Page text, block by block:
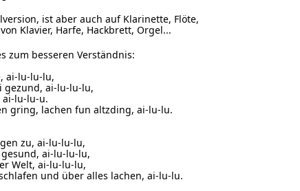
ist aber auch auf Klarinette, Flöte,
Klavier, Harfe, Hackbrett, Orgel...
zum besseren Verständnis:
ai-lu-lu-lu,
gezund, ai-lu-lu-lu,
ai-lu-lu-u.
gring, lachen fun altzding, ai-lu-lu.
zu, ai-lu-lu-lu,
ai-lu-lu-lu,
Welt, ai-lu-lu-lu,
und über alles lachen, ai-lu-lu.